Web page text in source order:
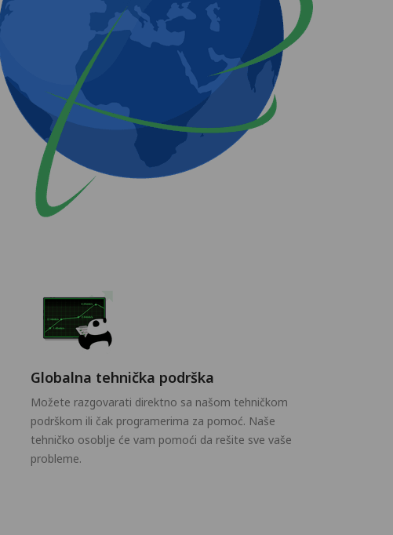
Globalna tehnička podrška
Možete razgovarati direktno sa našom tehničkom
podrškom ili čak programerima za pomoć. Naše
tehničko osoblje će vam pomoći da rešite sve vaše
probleme.